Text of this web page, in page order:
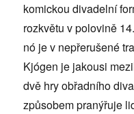
komickou divadelní
rozkvětu v polovině
nó je v nepřerušené
Kjógen je jakousi
dvě hry obřadního
způsobem pranýřuje